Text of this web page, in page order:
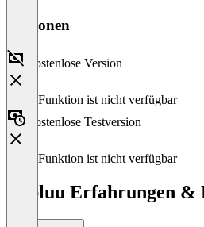
Versionen
Kostenlose Version
Diese Funktion ist nicht verfügbar
Kostenlose Testversion
Diese Funktion ist nicht verfügbar
Publuu Erfahrungen &